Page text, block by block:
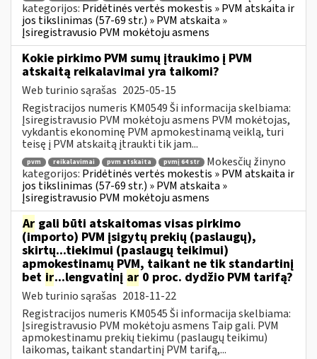
kategorijos: Pridėtinės vertės mokestis » PVM atskaita ir
jos tikslinimas (57-69 str.) » PVM atskaita »
Įsiregistravusio PVM mokėtoju asmens
Kokie pirkimo PVM sumų įtraukimo į PVM
atskaitą reikalavimai yra taikomi?
Web turinio sąrašas 2025-05-15
Registracijos numeris KM0549 Ši informacija skelbiama:
Įsiregistravusio PVM mokėtoju asmens PVM mokėtojas,
vykdantis ekonominę PVM apmokestinamą veiklą, turi
teisę į PVM atskaitą įtraukti tik jam...
pvm reikalavimai pvm atskaita pvmį 64 str
Mokesčių žinyno
kategorijos: Pridėtinės vertės mokestis » PVM atskaita ir
jos tikslinimas (57-69 str.) » PVM atskaita »
Įsiregistravusio PVM mokėtoju asmens
Ar gali būti atskaitomas visas pirkimo
(importo) PVM įsigytų prekių (paslaugų),
skirtų...tiekimui (paslaugų teikimui)
apmokestinamų PVM, taikant ne tik standartinį
bet ir...lengvatinį ar 0 proc. dydžio PVM tarifą?
Web turinio sąrašas 2018-11-22
Registracijos numeris KM0545 Ši informacija skelbiama:
Įsiregistravusio PVM mokėtoju asmens Taip gali. PVM
apmokestinamu prekių tiekimu (paslaugų teikimu)
laikomas, taikant standartinį PVM tarifą,...